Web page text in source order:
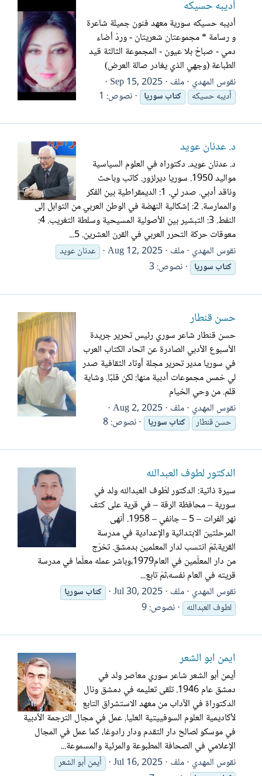
أديبه حسيكه
أديبه حسيكه سورية معهد فنون جميلة شاعرة
و رسامة * مجموعتان شعريتان - وردٌ أضاء
دمي - صباحٌ بلا عيون - المجموعة الثالثة قيد
الطباعة (وجهي الذي يغادر صالة العرض)
نقوس المهدي ملف Sep 15, 2025
أديبه حسيكه كتابسوريا نصوص: 1
د. عدنان عويد
د. عدنان عويد. دكتوراه في العلوم السياسية
مواليد 1950. سوريا ديرلزور. كاتب وباحث
وناقد أدبي. صدر لي. 1: الديمقراطية بين الفكر
والممارسة. 2: إشكالية النهضة في الوطن العربي من التوابل إلى
النفط. 3: التبشير بين الأصولية المسيحية وسلطة التغريب. 4:
معوقات حركة التحرر العربي في القرن العشرين. 5...
نقوس المهدي ملف Aug 12, 2025
عدنان عويد
كتابسوريا نصوص: 3
حسن قنطار
حسن قنطار شاعر سوري رئيس تحرير جريدة
الأسبوع الأدبي الصادرة عن اتحاد الكتاب العرب
في سوريا مدير تحرير مجلة أوتاد الثقافية صدر
لي خمس مجموعات أدبية منها: لكن قلبًا. وشاية
قلم. من وحي الخيام
نقوس المهدي ملف Aug 2, 2025
حسن قنطار كتابسوريا نصوص: 8
الدكتور لطوف العبدالله
سيرة ذاتية: الدكتور لطّوف العبدالله ولد في
سورية – محافظة الرقة – في قرية على كتف
نهر الفرات – 5 – جانفي – 1958. أنهى
المرحلتين الابتدائية والإعدادية في مدرسة
القرية،ثمّ انتسب لدار المعلمين بدمشق. تخرّج
من دار المعلّمين في العام1979،وباشر عمله معلّما في مدرسة
قريته في العام نفسه،ثمّ تابع...
نقوس المهدي ملف Jul 30, 2025 كتابسوريا
لطوف العبدالله
نصوص: 9
أيمن أبو الشعر
أيمن أبو الشعر شاعر سوري معاصر ولد في
دمشق عام 1946. تلقى تعليمه في دمشق ونال
الدكتوراة في الآداب من معهد الاستشراق التابع
لأكاديمية العلوم السوفييتية العليا. عمل في مجال الترجمة الأدبية
في موسكو لصالح دار التقدم ودار رادوغا، كما عمل في المجال
الإعلامي في الصحافة المطبوعة والمرئية والمسموعة...
نقوس المهدي ملف Jul 16, 2025
أيمن أبو الشعر